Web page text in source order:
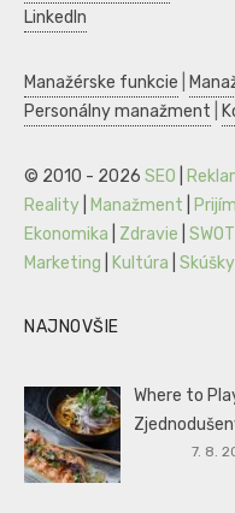
LinkedIn
Manažérske funkcie
Personálny manažment
© 2010 - 2026 SEO
Reality
Manažment
Ekonomika
Zdravie SWOT
Marketing
Kultúra Skúšky
NAJNOVŠIE
Where to
7. 8.